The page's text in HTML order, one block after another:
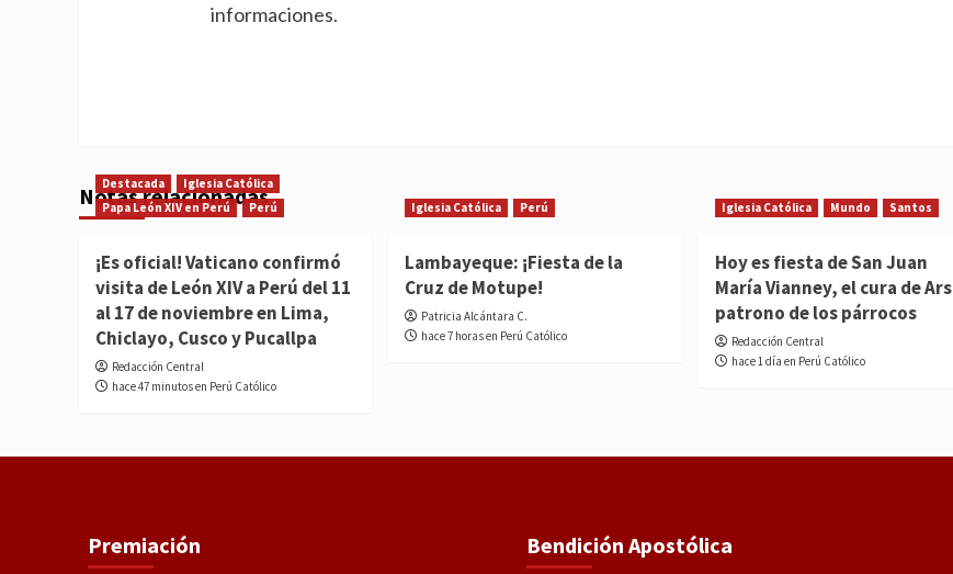
informaciones.
Notas relacionadas
Destacada
Iglesia Católica
Papa León XIV en Perú
Perú
¡Es oficial! Vaticano confirmó
visita de León XIV a Perú del 11
al 17 de noviembre en Lima,
Chiclayo, Cusco y Pucallpa
Redacción Central
hace 47 minutos en Perú Católico
Iglesia Católica Perú
Lambayeque: ¡Fiesta de la
Cruz de Motupe!
Patricia Alcántara C.
hace 7 horas en Perú Católico
Iglesia Católica Mundo Santos
Hoy es fiesta de San Juan
María Vianney, el cura de Ars
patrono de los párrocos
Redacción Central
hace 1 día en Perú Católico
Premiación Bendición Apostólica